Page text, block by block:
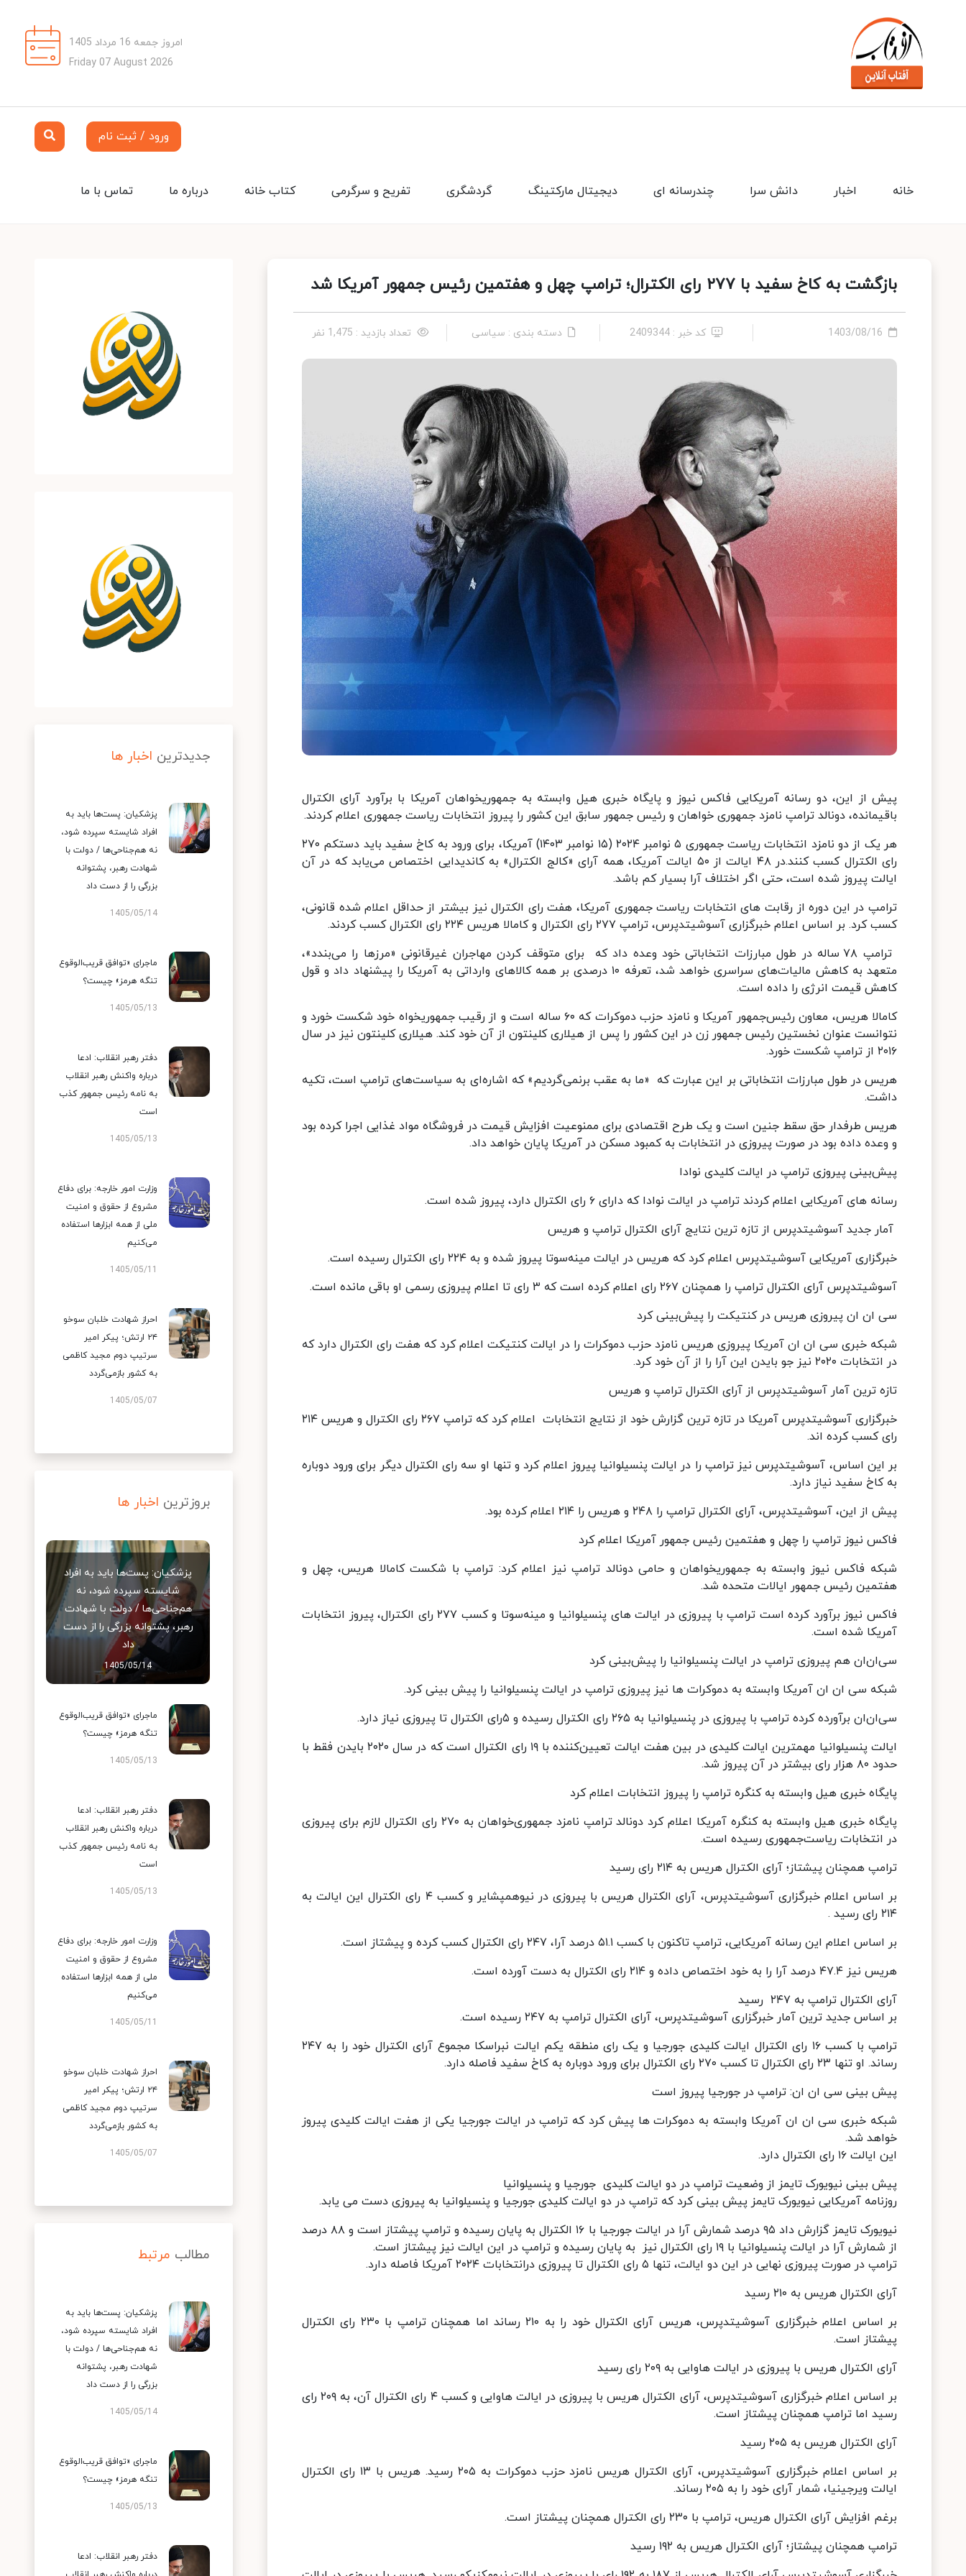
امروز جمعه 16 مرداد 1405
Friday 07 August 2026
ورود / ثبت نام
تماس با ما درباره ما کتاب خانه تفریح و سرگرمی گردشگری دیجیتال مارکتینگ چندرسانه ای دانش سرا اخبار خانه
بازگشت به کاخ سفید با ۲۷۷ رای الکترال؛ ترامپ چهل و هفتمین رئیس جمهور آمریکا شد
1403/08/16 کد خبر : 2409344 دسته بندی : سیاسی تعداد بازدید : 1,475 نفر
پیش از این، دو رسانه آمریکایی فاکس نیوز و پایگاه خبری هیل وابسته به جمهوریخواهان آمریکا با برآورد آرای الکترال
باقیمانده، دونالد ترامپ نامزد جمهوری خواهان و رئیس جمهور سابق این کشور را پیروز انتخابات ریاست جمهوری اعلام کردند.
هر یک از دو نامزد انتخابات ریاست جمهوری ۵ نوامبر ۲۰۲۴ (۱۵ نوامبر ۱۴۰۳) آمریکا، برای ورود به کاخ سفید باید دستکم ۲۷۰
رای الکترال کسب کنند.در ۴۸ ایالت از ۵۰ ایالت آمریکا، همه آرای «کالج الکترال» به کاندیدایی اختصاص می‌یابد که در آن
ایالت پیروز شده است، حتی اگر اختلاف آرا بسیار کم باشد.
ترامپ در این دوره از رقابت های انتخابات ریاست جمهوری آمریکا، هفت رای الکترال نیز بیشتر از حداقل اعلام شده قانونی،
کسب کرد. بر اساس اعلام خبرگزاری آسوشیتدپرس، ترامپ ۲۷۷ رای الکترال و کامالا هریس ۲۲۴ رای الکترال کسب کردند.
ترامپ ۷۸ ساله در طول مبارزات انتخاباتی خود وعده داد که برای متوقف کردن مهاجران غیرقانونی «مرزها را می‌بندد»،
متعهد به کاهش مالیات‌های سراسری خواهد شد، تعرفه ۱۰ درصدی بر همه کالاهای وارداتی به آمریکا را پیشنهاد داد و قول
کاهش قیمت انرژی را داده است.
کامالا هریس، معاون رئیس‌جمهور آمریکا و نامزد حزب دموکرات که ۶۰ ساله است و از رقیب جمهوریخواه خود شکست خورد و
نتوانست عنوان نخستین رئیس جمهور زن در این کشور را پس از هیلاری کلینتون از آن خود کند. هیلاری کلینتون نیز در سال
۲۰۱۶ از ترامپ شکست خورد.
هریس در طول مبارزات انتخاباتی بر این عبارت که «ما به عقب برنمی‌گردیم» که اشاره‌ای به سیاست‌های ترامپ است، تکیه
داشت.
هریس طرفدار حق سقط جنین است و یک طرح اقتصادی برای ممنوعیت افزایش قیمت در فروشگاه مواد غذایی اجرا کرده بود
و وعده داده بود در صورت پیروزی در انتخابات به کمبود مسکن در آمریکا پایان خواهد داد.
پیش‌بینی پیروزی ترامپ در ایالت کلیدی نوادا
رسانه های آمریکایی اعلام کردند ترامپ در ایالت نوادا که دارای ۶ رای الکترال دارد، پیروز شده است.
آمار جدید آسوشیتدپرس از تازه ترین نتایج آرای الکترال ترامپ و هریس
خبرگزاری آمریکایی آسوشیتدپرس اعلام کرد که هریس در ایالت مینه‌سوتا پیروز شده و به ۲۲۴ رای الکترال رسیده است.
آسوشیتدپرس آرای الکترال ترامپ را همچنان ۲۶۷ رای اعلام کرده است که ۳ رای تا اعلام پیروزی رسمی او باقی مانده است.
سی‌ ان ‌ان پیروزی هریس در کنتیکت را پیش‌بینی کرد
شبکه خبری سی ان ان آمریکا پیروزی هریس نامزد حزب دموکرات را در ایالت کنتیکت اعلام کرد که هفت رای الکترال دارد که
در انتخابات ۲۰۲۰ نیز جو بایدن این آرا را از آن خود کرد.
تازه ترین آمار آسوشیتدپرس از آرای الکترال ترامپ و هریس
خبرگزاری آسوشیتدپرس آمریکا در تازه ترین گزارش خود از نتایج انتخابات اعلام کرد که ترامپ ۲۶۷ رای الکترال و هریس ۲۱۴
رای کسب کرده اند.
بر این اساس، آسوشیتدپرس نیز ترامپ را در ایالت پنسیلوانیا پیروز اعلام کرد و تنها او سه رای الکترال دیگر برای ورود دوباره
به کاخ سفید نیاز دارد.
پیش از این، آسوشیتدپرس، آرای الکترال ترامپ را ۲۴۸ و هریس را ۲۱۴ اعلام کرده بود.
فاکس نیوز ترامپ را چهل و هفتمین رئیس جمهور آمریکا اعلام کرد
شبکه فاکس نیوز وابسته به جمهوریخواهان و حامی دونالد ترامپ نیز اعلام کرد: ترامپ با شکست کامالا هریس، چهل و
هفتمین رئیس جمهور ایالات متحده شد.
فاکس نیوز برآورد کرده است ترامپ با پیروزی در ایالت های پنسیلوانیا و مینه‌سوتا و کسب ۲۷۷ رای الکترال، پیروز انتخابات
آمریکا شده است.
سی‌ان‌ان هم پیروزی ترامپ در ایالت پنسیلوانیا را پیش‌بینی کرد
شبکه سی ان ان آمریکا وابسته به دموکرات ها نیز پیروزی ترامپ در ایالت پنسیلوانیا را پیش بینی کرد.
سی‌ان‌ان برآورده کرده ترامپ با پیروزی در پنسیلوانیا به ۲۶۵ رای الکترال رسیده و ۵رای الکترال تا پیروزی نیاز دارد.
ایالت پنسیلوانیا مهمترین ایالت کلیدی در بین هفت ایالت تعیین‌کننده با ۱۹ رای الکترال است که در سال ۲۰۲۰ بایدن فقط با
حدود ۸۰ هزار رای بیشتر در آن پیروز شد.
پایگاه خبری هیل وابسته به کنگره ترامپ را پیروز انتخابات اعلام کرد
پایگاه خبری هیل وابسته به کنگره آمریکا اعلام کرد دونالد ترامپ نامزد جمهوری‌خواهان به ۲۷۰ رای الکترال لازم برای پیروزی
در انتخابات ریاست‌جمهوری رسیده است.
ترامپ همچنان پیشتاز؛ آرای الکترال هریس به ۲۱۴ رای رسید
بر اساس اعلام خبرگزاری آسوشیتدپرس، آرای الکترال هریس با پیروزی در نیوهمپشایر و کسب ۴ رای الکترال این ایالت به
۲۱۴ رای رسید .
بر اساس اعلام این رسانه آمریکایی، ترامپ تاکنون با کسب ۵۱.۱ درصد آرا، ۲۴۷ رای الکترال کسب کرده و پیشتاز است.
هریس نیز ۴۷.۴ درصد آرا را به خود اختصاص داده و ۲۱۴ رای الکترال به دست آورده است.
آرای الکترال ترامپ به ۲۴۷ رسید
بر اساس جدید ترین آمار خبرگزاری آسوشیتدپرس، آرای الکترال ترامپ به ۲۴۷ رسیده است.
ترامپ با کسب ۱۶ رای الکترال ایالت کلیدی جورجیا و یک رای منطقه یکم ایالت نبراسکا مجموع آرای الکترال خود را به ۲۴۷
رساند. او تنها ۲۳ رای الکترال تا کسب ۲۷۰ رای الکترال برای ورود دوباره به کاخ سفید فاصله دارد.
پیش بینی سی‌ ان‌ ان: ترامپ در جورجیا پیروز است
شبکه خبری سی ان ان آمریکا وابسته به دموکرات ها پیش کرد که ترامپ در ایالت جورجیا یکی از هفت ایالت کلیدی پیروز
خواهد شد.
این ایالت ۱۶ رای الکترال دارد.
پیش بینی نیویورک تایمز از وضعیت ترامپ در دو ایالت کلیدی جورجیا و پنسیلوانیا
روزنامه آمریکایی نیویورک ‌تایمز پیش بینی کرد که ترامپ در دو ایالت کلیدی جورجیا و پنسیلوانیا به پیروزی دست می یابد.
نیویورک تایمز گزارش داد ۹۵ درصد شمارش آرا در ایالت جورجیا با ۱۶ الکترال به پایان رسیده و ترامپ پیشتاز است و ۸۸ درصد
از شمارش آرا در ایالت پنسیلوانیا با ۱۹ رای الکترال نیز به پایان رسیده و ترامپ در این ایالت نیز پیشتاز است.
ترامپ در صورت پیروزی نهایی در این دو ایالت، تنها ۵ رای الکترال تا پیروزی درانتخابات ۲۰۲۴ آمریکا فاصله دارد.
آرای الکترال هریس به ۲۱۰ رسید
بر اساس اعلام خبرگزاری آسوشیتدپرس، هریس آرای الکترال خود را به ۲۱۰ رساند اما همچنان ترامپ با ۲۳۰ رای الکترال
پیشتاز است.
آرای الکترال هریس با پیروزی در ایالت هاوایی به ۲۰۹ رای رسید
بر اساس اعلام خبرگزاری آسوشیتدپرس، آرای الکترال هریس با پیروزی در ایالت هاوایی و کسب ۴ رای الکترال آن، به ۲۰۹ رای
رسید اما ترامپ همچنان پیشتاز است.
آرای الکترال هریس به ۲۰۵ رسید
بر اساس اعلام خبرگزاری آسوشیتدپرس، آرای الکترال هریس نامزد حزب دموکرات به ۲۰۵ رسید. هریس با ۱۳ رای الکترال
ایالت ویرجینیا، شمار آرای خود را به ۲۰۵ رساند.
برغم افزایش آرای الکترال هریس، ترامپ با ۲۳۰ رای الکترال همچنان پیشتاز است.
ترامپ همچنان پیشتاز؛ آرای الکترال هریس به ۱۹۲ رسید
جدیدترین اخبار ها
پزشکیان: پست‌ها باید به
افراد شایسته سپرده شود،
نه هم‌جناحی‌ها / دولت با
شهادت رهبر، پشتوانه
بزرگی را از دست داد
1405/05/14
ماجرای «توافق قریب‌الوقوع
تنگه هرمز» چیست؟
1405/05/13
دفتر رهبر انقلاب: ادعا
درباره واکنش رهبر انقلاب
به نامه رئیس جمهور کذب
است
1405/05/13
وزارت امور خارجه: برای دفاع
مشروع از حقوق و امنیت
ملی از همه ابزارها استفاده
می‌کنیم
1405/05/11
احراز شهادت خلبان سوخو
۲۴ ارتش؛ پیکر امیر
سرتیپ دوم مجید کاظمی
به کشور بازمی‌گردد
1405/05/07
بروزترین اخبار ها
پزشکیان: پست‌ها باید به افراد
شایسته سپرده شود، نه
هم‌جناحی‌ها / دولت با شهادت
رهبر، پشتوانه بزرگی را از دست
داد
1405/05/14
ماجرای «توافق قریب‌الوقوع
تنگه هرمز» چیست؟
1405/05/13
دفتر رهبر انقلاب: ادعا
درباره واکنش رهبر انقلاب
به نامه رئیس جمهور کذب
است
1405/05/13
وزارت امور خارجه: برای دفاع
مشروع از حقوق و امنیت
ملی از همه ابزارها استفاده
می‌کنیم
1405/05/11
احراز شهادت خلبان سوخو
۲۴ ارتش؛ پیکر امیر
سرتیپ دوم مجید کاظمی
به کشور بازمی‌گردد
1405/05/07
مطالب مرتبط
پزشکیان: پست‌ها باید به
افراد شایسته سپرده شود،
نه هم‌جناحی‌ها / دولت با
شهادت رهبر، پشتوانه
بزرگی را از دست داد
1405/05/14
ماجرای «توافق قریب‌الوقوع
تنگه هرمز» چیست؟
1405/05/13
دفتر رهبر انقلاب: ادعا